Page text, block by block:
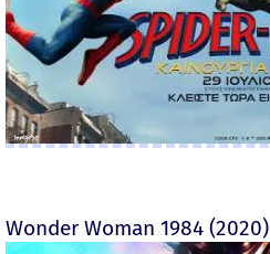
Wonder Woman 1984 (2020)